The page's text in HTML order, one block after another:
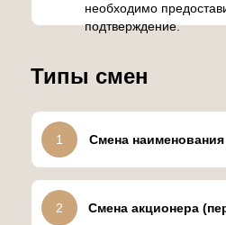
необходимо
подтверждение.
Типы смен
Смена
1
Смена акционера
2